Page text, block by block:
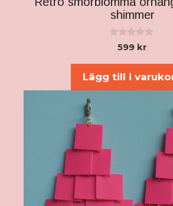
shimmer
599 kr
Lägg till i